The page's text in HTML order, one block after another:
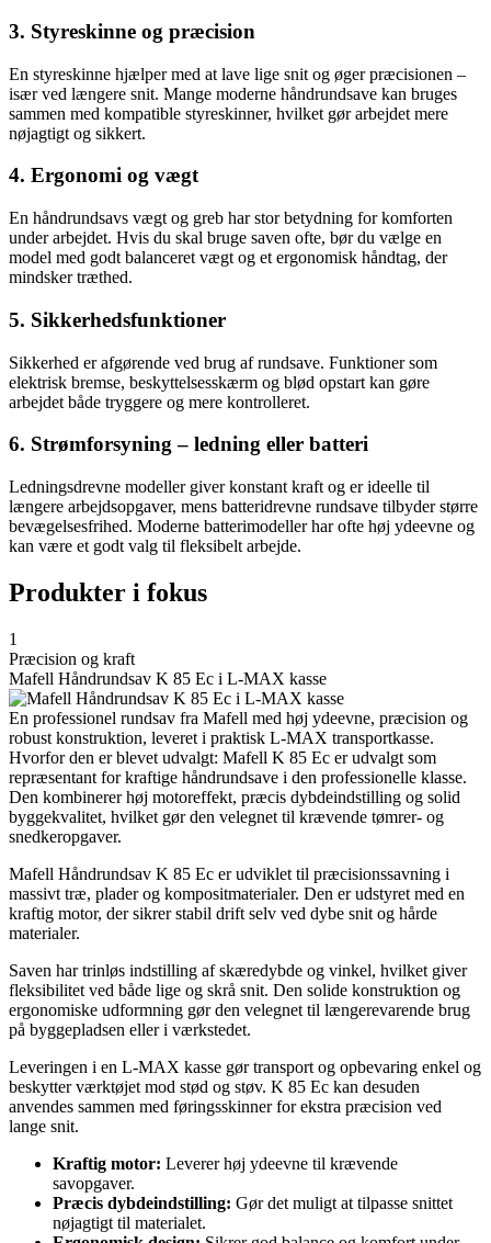
3. Styreskinne og præcision
En styreskinne hjælper med at lave lige snit og øger præcisionen –
især ved længere snit. Mange moderne håndrundsave kan bruges
sammen med kompatible styreskinner, hvilket gør arbejdet mere
nøjagtigt og sikkert.
4. Ergonomi og vægt
En håndrundsavs vægt og greb har stor betydning for komforten
under arbejdet. Hvis du skal bruge saven ofte, bør du vælge en
model med godt balanceret vægt og et ergonomisk håndtag, der
mindsker træthed.
5. Sikkerhedsfunktioner
Sikkerhed er afgørende ved brug af rundsave. Funktioner som
elektrisk bremse, beskyttelsesskærm og blød opstart kan gøre
arbejdet både tryggere og mere kontrolleret.
6. Strømforsyning – ledning eller batteri
Ledningsdrevne modeller giver konstant kraft og er ideelle til
længere arbejdsopgaver, mens batteridrevne rundsave tilbyder større
bevægelsesfrihed. Moderne batterimodeller har ofte høj ydeevne og
kan være et godt valg til fleksibelt arbejde.
Produkter i fokus
1
Præcision og kraft
Mafell Håndrundsav K 85 Ec i L-MAX kasse
En professionel rundsav fra Mafell med høj ydeevne, præcision og
robust konstruktion, leveret i praktisk L-MAX transportkasse.
Hvorfor den er blevet udvalgt: Mafell K 85 Ec er udvalgt som
repræsentant for kraftige håndrundsave i den professionelle klasse.
Den kombinerer høj motoreffekt, præcis dybdeindstilling og solid
byggekvalitet, hvilket gør den velegnet til krævende tømrer- og
snedkeropgaver.
Mafell Håndrundsav K 85 Ec er udviklet til præcisionssavning i
massivt træ, plader og kompositmaterialer. Den er udstyret med en
kraftig motor, der sikrer stabil drift selv ved dybe snit og hårde
materialer.
Saven har trinløs indstilling af skæredybde og vinkel, hvilket giver
fleksibilitet ved både lige og skrå snit. Den solide konstruktion og
ergonomiske udformning gør den velegnet til længerevarende brug
på byggepladsen eller i værkstedet.
Leveringen i en L-MAX kasse gør transport og opbevaring enkel og
beskytter værktøjet mod stød og støv. K 85 Ec kan desuden
anvendes sammen med føringsskinner for ekstra præcision ved
lange snit.
Kraftig motor: Leverer høj ydeevne til krævende
savopgaver.
Præcis dybdeindstilling: Gør det muligt at tilpasse snittet
nøjagtigt til materialet.